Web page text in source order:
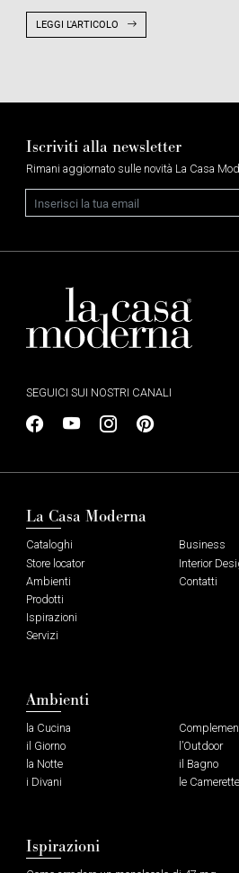
LEGGI L'ARTICOLO
Iscriviti alla newsletter
Rimani aggiornato sulle novità La Casa
Email
SEGUICI SUI NOSTRI CANALI
La Casa Moderna
Cataloghi
Store locator
Ambienti
Prodotti
Ispirazioni
Servizi
Business
Interior
Contatti
Ambienti
la Cucina
il Giorno
la Notte
i Divani
l’Outdoor
il Bagno
le Camerette
Ispirazioni